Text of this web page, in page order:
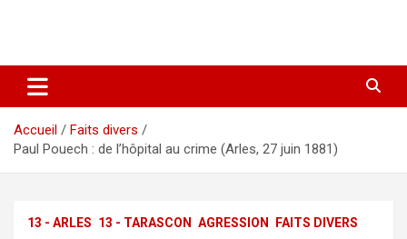
Accueil
Faits divers
Paul Pouech : de l’hôpital au crime (Arles, 27 juin 1881)
13 - ARLES 13 - TARASCON AGRESSION FAITS DIVERS